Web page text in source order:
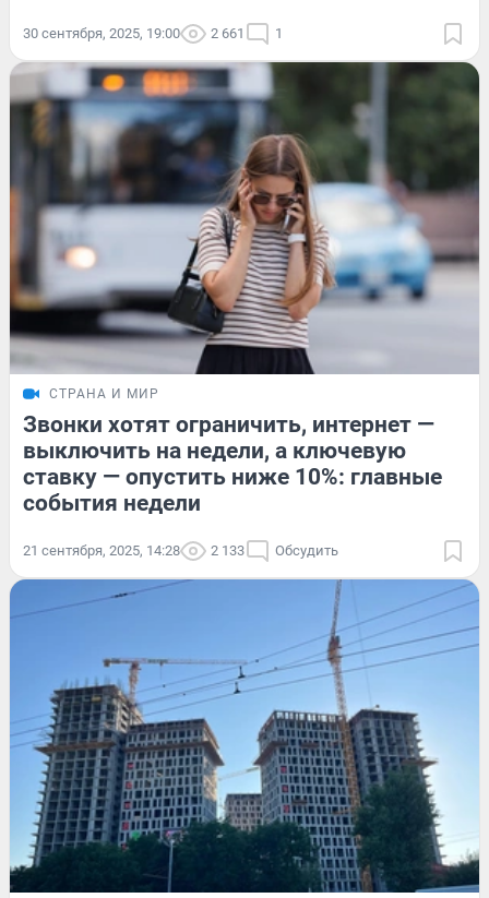
30 сентября, 2025, 19:00 2 661 1
СТРАНА И МИР
Звонки хотят ограничить, интернет —
выключить на недели, а ключевую
ставку — опустить ниже 10%: главные
события недели
21 сентября, 2025, 14:28 2 133 Обсудить